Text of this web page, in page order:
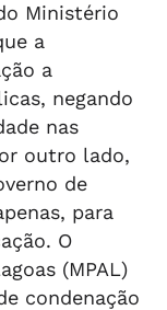
Ministério
a
a
negando
nas
outro lado,
de
para
O
(MPAL)
condenação